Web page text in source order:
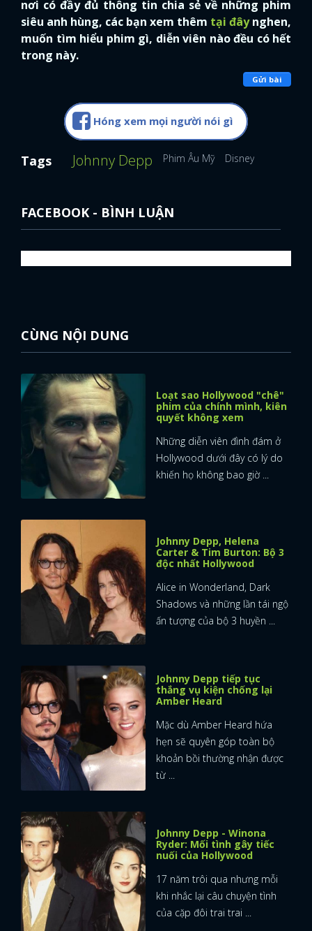
nơi có đầy đủ thông tin chia sẻ về những phim
siêu anh hùng, các bạn xem thêm tại đâynghen,
muốn tìm hiểu phim gì, diễn viên nào đều có hết
trong này.
Gửi bài
Hóng xem mọi người nói gì
Tags Johnny Depp Phim Âu Mỹ Disney
FACEBOOK - BÌNH LUẬN
CÙNG NỘI DUNG
Loạt sao Hollywood "chê"
phim của chính mình, kiên
quyết không xem
Những diễn viên đình đám ở
Hollywood dưới đây có lý do
khiến họ không bao giờ ...
Johnny Depp, Helena
Carter & Tim Burton: Bộ 3
độc nhất Hollywood
Alice in Wonderland, Dark
Shadows và những lần tái ngộ
ấn tượng của bộ 3 huyền ...
Johnny Depp tiếp tục
thắng vụ kiện chống lại
Amber Heard
Mặc dù Amber Heard hứa
hẹn sẽ quyên góp toàn bộ
khoản bồi thường nhận được
từ ...
Johnny Depp - Winona
Ryder: Mối tình gây tiếc
nuối của Hollywood
17 năm trôi qua nhưng mỗi
khi nhắc lại câu chuyện tình
của cặp đôi trai trai ...